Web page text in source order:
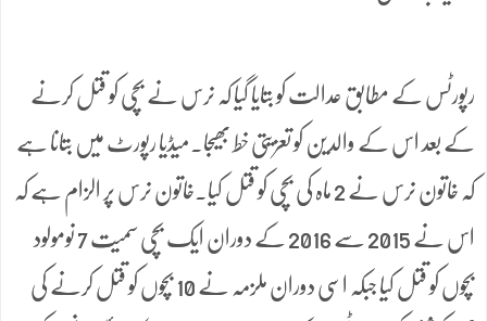
رپورٹس کے مطابق عدالت کو بتایا گیا کہ نرس نے بچی کو قتل کرنے
کے بعد اس کے والدین کو تعزیتی خط بھیجا۔میڈیا رپورٹ میں بتانا ہے
کہ خاتون نرس نے 2 ماہ کی بچی کو قتل کیا۔خاتون نرس پر الزام ہے کہ
اس نے 2015 سے 2016 کے دوران ایک بچی سمیت 7 نومولود
بچوں کو قتل کیا جبکہ اسی دوران ملزمہ نے 10 بچوں کو قتل کرنے کی